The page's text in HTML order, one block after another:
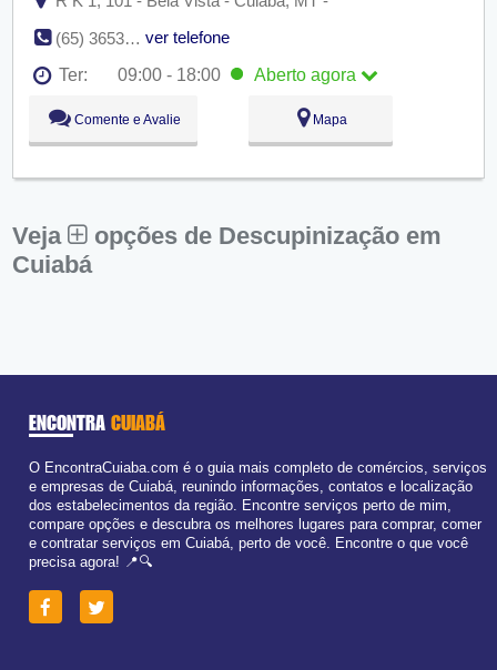
(65) 3653-6583
ver telefone
Ter:
09:00 - 18:00 Aberto agora
Seg:
Ter:
09:00 - 18:00 Abertoagora
Qua:
09:00 - 18:00
Sex:
09:00 - 18:00
Dom:
Fechado
Comente e Avalie Mapa
Veja
opções de Descupinização em
Cuiabá
ENCONTRA CUIABÁ
O EncontraCuiaba.com é o guia mais completo de comércios, serviços
e empresas de Cuiabá, reunindo informações, contatos e localização
dos estabelecimentos da região. Encontre serviços perto de mim,
compare opções e descubra os melhores lugares para comprar, comer
e contratar serviços em Cuiabá, perto de você. Encontre o que você
precisa agora! 📍🔍